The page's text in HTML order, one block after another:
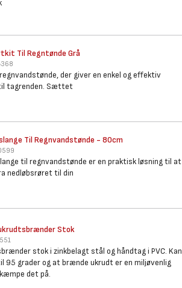
Til Regntønde Grå
der giver en enkel og effektiv
tagrenden. Sættet
Til Regnvandstønde - 80cm
til regnvandstønde er en praktisk løsning til at
nedløbsrøret til din
Stok
stok i zinkbelagt stål og håndtag i PVC. Kan
95 grader og at brænde ukrudt er en miljøvenlig
det på.